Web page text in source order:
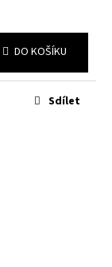
DO KOŠÍKU
Sdílet